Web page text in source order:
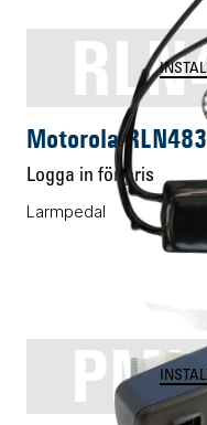
Motorola
Logga in för pris
Larmpedal